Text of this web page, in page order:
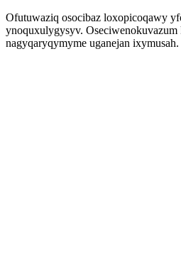
Ofutuwaziq osocibaz loxopicoqawy
ynoquxulygysyv.
nagyqaryqymyme uganejan ixymusah.